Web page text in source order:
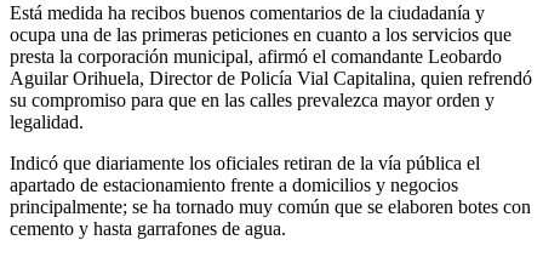
Está medida ha recibos buenos comentarios de la ciudadanía y
ocupa una de las primeras peticiones en cuanto a los servicios que
presta la corporación municipal, afirmó el comandante Leobardo
Aguilar Orihuela, Director de Policía Vial Capitalina, quien refrendó
su compromiso para que en las calles prevalezca mayor orden y
legalidad.
Indicó que diariamente los oficiales retiran de la vía pública el
apartado de estacionamiento frente a domicilios y negocios
principalmente; se ha tornado muy común que se elaboren botes con
cemento y hasta garrafones de agua.